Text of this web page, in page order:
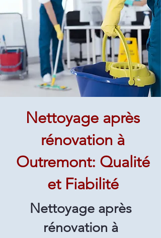
Nettoyage après
rénovation à
Outremont: Qualité
et Fiabilité
Nettoyage après
rénovation à